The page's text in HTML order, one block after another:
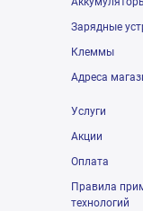
Зарядные
Клеммы
Адреса
Услуги
Акции
Оплата
Правила
технологий